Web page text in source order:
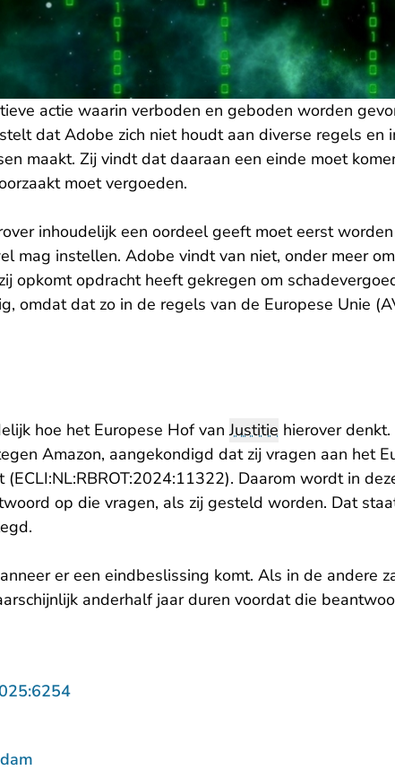
actie waarin verboden en geboden worden
dat Adobe zich niet houdt aan diverse regels en
maakt. Zij vindt dat daaraan een einde moet
moet vergoeden.
inhoudelijk een oordeel geeft moet eerst
mag instellen. Adobe vindt van niet, onder meer
opkomt opdracht heeft gekregen om
omdat dat zo in de regels van de Europese Unie
hoe het Europese Hof vanJustitie hierover
Amazon, aangekondigd dat zij vragen aan het
(ECLI:NL:RBROT:2024:11322- U verlaat
). Daarom wordt in
op die vragen, als zij gesteld worden. Dat
er een eindbeslissing komt. Als in de andere
anderhalf jaar duren voordat die
- U verlaat Rechtspraak.nl